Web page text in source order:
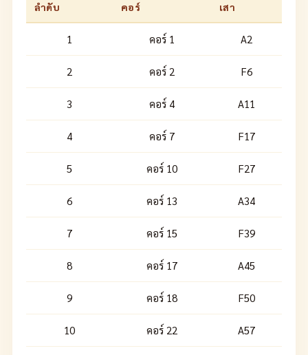
ลำดับ คอร์ เสา
1 คอร์ 1 A2
2 คอร์ 2 F6
3 คอร์ 4 A11
4 คอร์ 7 F17
5 คอร์ 10 F27
6 คอร์ 13 A34
7 คอร์ 15 F39
8 คอร์ 17 A45
9 คอร์ 18 F50
10 คอร์ 22 A57